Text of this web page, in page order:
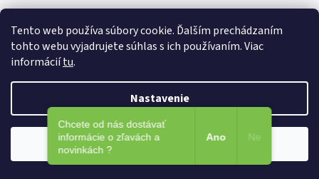
Tento web používa súbory cookie. Ďalším prechádzaním
tohto webu vyjadrujete súhlas s ich používaním. Viac
informáciítu.
Nastavenie
Súhlasím
€22,50
Citlivá/problematická/zmiešaná-mastná pleť...
Chcete od nás dostávať
informácie o zľavách a
novinkách ?
Ano Ne